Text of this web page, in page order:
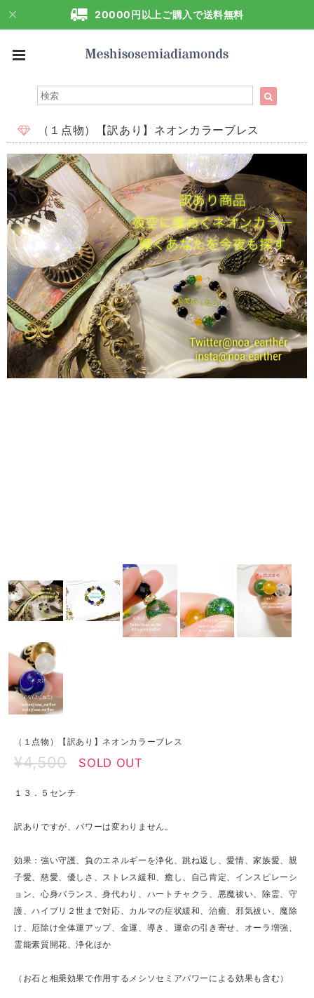
20000円以上ご購入で送料無料
（１点物）【訳あり】ネオンカラーブレス
（１点物）【訳あり】ネオンカラーブレス
¥4,500 SOLD OUT
１３．５センチ
訳ありですが、パワーは変わりません。
効果：強い守護、負のエネルギーを浄化、跳ね返し、愛情、家族愛、親
子愛、慈愛、優しさ、ストレス緩和、癒し、自己肯定、インスピレーシ
ョン、心身バランス、身代わり、ハートチャクラ、悪魔祓い、除霊、守
護、ハイブリ２世まで対応、カルマの症状緩和、治癒、邪気祓い、魔除
け、厄除け全体運アップ、金運、導き、運命の引き寄せ、オーラ増強、
霊能素質開花、浄化ほか
（お石と相乗効果で作用するメシソセミアパワーによる効果も含む）